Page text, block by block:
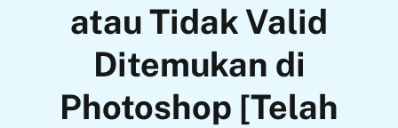
atau Tidak Valid
Ditemukan di
Photoshop [Telah